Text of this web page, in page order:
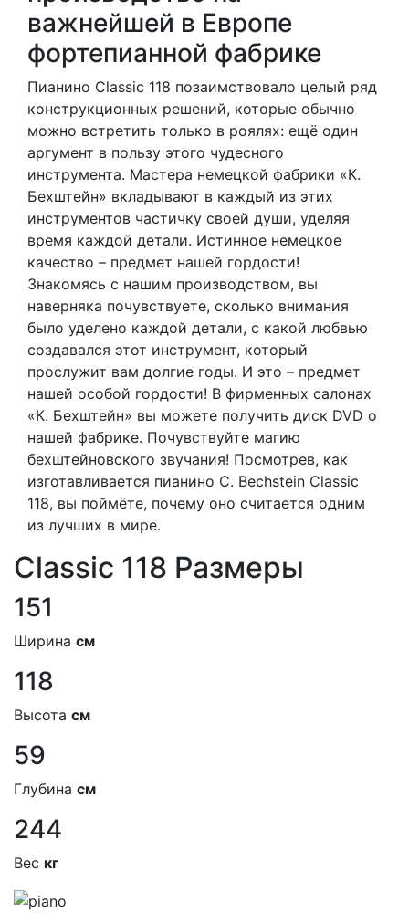
важнейшей в Европе
фортепианной фабрике
Пианино Classic 118 позаимствовало целый ряд
конструкционных решений, которые обычно
можно встретить только в роялях: ещё один
аргумент в пользу этого чудесного
инструмента. Мастера немецкой фабрики «К.
Бехштейн» вкладывают в каждый из этих
инструментов частичку своей души, уделяя
время каждой детали. Истинное немецкое
качество – предмет нашей гордости!
Знакомясь с нашим производством, вы
наверняка почувствуете, сколько внимания
было уделено каждой детали, с какой любвью
создавался этот инструмент, который
прослужит вам долгие годы. И это – предмет
нашей особой гордости! В фирменных салонах
«К. Бехштейн» вы можете получить диск DVD о
нашей фабрике. Почувствуйте магию
бехштейновского звучания! Посмотрев, как
изготавливается пианино C. Bechstein Classic
118, вы поймёте, почему оно считается одним
из лучших в мире.
Classic 118 Размеры
151
Ширина см
118
Высота см
59
Глубина см
244
Вес кг